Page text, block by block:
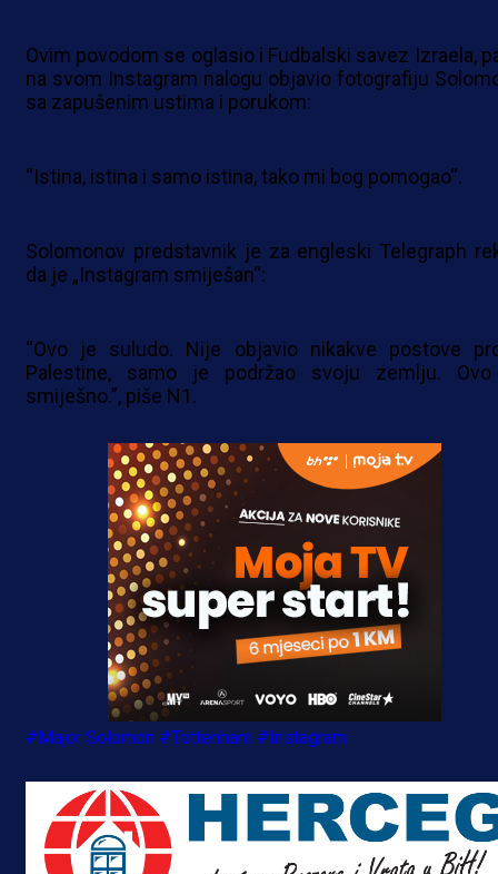
Ovim povodom se oglasio i Fudbalski savez Izraela,
na svom Instagram nalogu objavio fotografiju
sa zapušenim ustima i porukom:
“Istina, istina i samo istina, tako mi bog pomogao“.
Solomonov predstavnik je za engleski Telegraph
da je „Instagram smiješan“:
“Ovo je suludo. Nije objavio nikakve postove
Palestine, samo je podržao svoju zemlju.
smiješno.”, piše N1.
#Major Solomon #Tottenham #Instagram